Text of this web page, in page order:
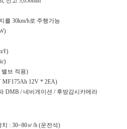
를 30km/h로 주행가능
ℓ)
밸브 적용)
MF175Ah 12V * 2EA)
DMB / 네비게이션 / 후방감시카메라
: 30~80㎡/h (운전석)